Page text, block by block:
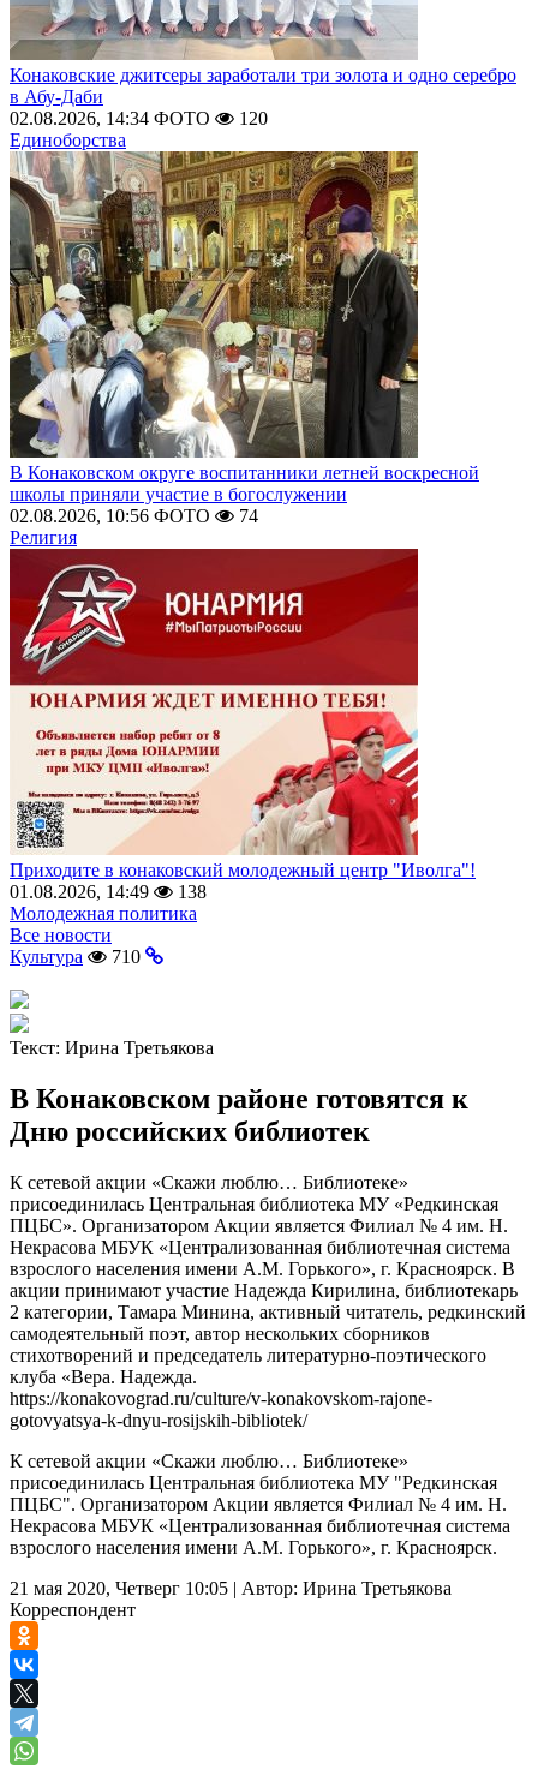
Конаковские джитсеры заработали три золота и одно серебро
в Абу-Даби
02.08.2026, 14:34 ФОТО
120
Единоборства
В Конаковском округе воспитанники летней воскресной
школы приняли участие в богослужении
02.08.2026, 10:56 ФОТО
74
Религия
Приходите в конаковский молодежный центр "Иволга"!
01.08.2026, 14:49
138
Молодежная политика
Все новости
Культура
710
Текст: Ирина Третьякова
В Конаковском районе готовятся к
Дню российских библиотек
К сетевой акции «Скажи люблю… Библиотеке»
присоединилась Центральная библиотека МУ «Редкинская
ПЦБС». Организатором Акции является Филиал № 4 им. Н.
Некрасова МБУК «Централизованная библиотечная система
взрослого населения имени А.М. Горького», г. Красноярск. В
акции принимают участие Надежда Кирилина, библиотекарь
2 категории, Тамара Минина, активный читатель, редкинский
самодеятельный поэт, автор нескольких сборников
стихотворений и председатель литературно-поэтического
клуба «Вера. Надежда.
https://konakovograd.ru/culture/v-konakovskom-rajone-
gotovyatsya-k-dnyu-rosijskih-bibliotek/
К сетевой акции «Скажи люблю… Библиотеке»
присоединилась Центральная библиотека МУ "Редкинская
ПЦБС". Организатором Акции является Филиал № 4 им. Н.
Некрасова МБУК «Централизованная библиотечная система
взрослого населения имени А.М. Горького», г. Красноярск.
21 мая 2020, Четверг 10:05 | Автор: Ирина Третьякова
Корреспондент